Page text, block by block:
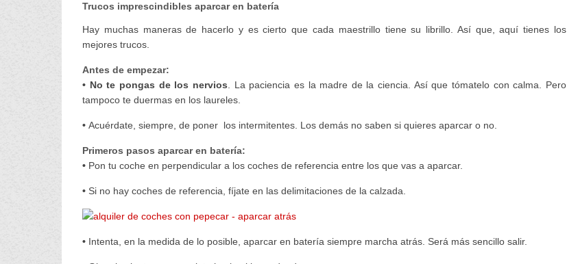
Trucos imprescindibles aparcar en batería
Hay muchas maneras de hacerlo y es cierto que cada maestrillo tiene su librillo. Así que, aquí tienes los
mejores trucos.
Antes de empezar:
• No te pongas de los nervios . La paciencia es la madre de la ciencia. Así que tómatelo con calma. Pero
tampoco te duermas en los laureles.
• Acuérdate, siempre, de poner los intermitentes. Los demás no saben si quieres aparcar o no.
Primeros pasos aparcar en batería:
• Pon tu coche en perpendicular a los coches de referencia entre los que vas a aparcar.
• Si no hay coches de referencia, fíjate en las delimitaciones de la calzada.
• Intenta, en la medida de lo posible, aparcar en batería siempre marcha atrás. Será más sencillo salir.